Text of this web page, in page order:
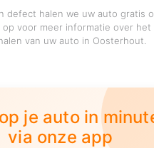
defect halen we uw auto gratis
voor meer informatie over het
van uw auto in Oosterhout.
je auto in
via onze app